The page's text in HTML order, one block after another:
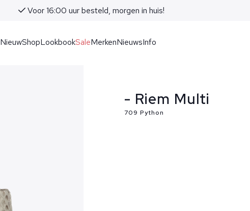
Voor 16:00 uur besteld, morgen in huis!
NieuwShopLookbookSaleMerkenNieuwsInfo
- Riem Multi
709 Python